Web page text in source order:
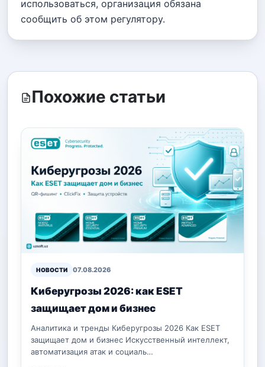
использоваться, организация обязана
сообщить об этом регулятору.
Похожие статьи
НОВОСТИ 07.08.2026
Киберугрозы 2026: как ESET
защищает дом и бизнес
Аналитика и тренды Киберугрозы 2026 Как ESET
защищает дом и бизнес Искусственный интеллект,
автоматизация атак и социаль…